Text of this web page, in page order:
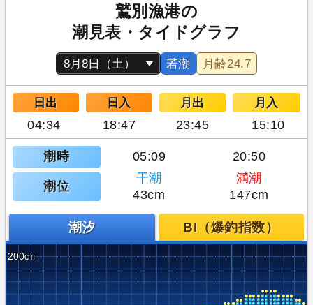
鷲別漁港の
潮見表・タイドグラフ
若潮 月齢24.7
日出 日入 月出 月入
04:34 18:47 23:45 15:10
潮時 05:09 20:50
潮位
干潮
満潮
43cm
147cm
潮汐 BI（爆釣指数）
200